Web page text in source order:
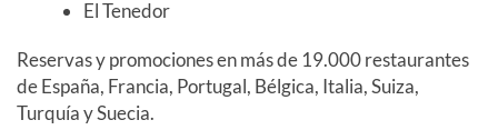
El Tenedor
Reservas y promociones en más de 19.000 restaurantes
de España, Francia, Portugal, Bélgica, Italia, Suiza,
Turquía y Suecia.